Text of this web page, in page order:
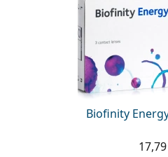
Biofinity